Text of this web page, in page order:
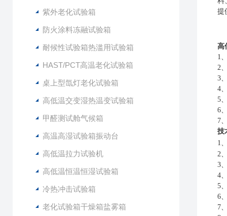
紫外老化试验箱
防火涂料冻融试验箱
耐候性试验箱热滥用试验箱
HAST/PCT高温老化试验箱
桌上型氙灯老化试验箱
高低温交变湿热温变试验箱
甲醛测试舱气候箱
高温高湿试验箱振动台
高低温拉力试验机
高低温恒温恒湿试验箱
冷热冲击试验箱
老化试验箱干燥箱盐雾箱
提
高
1
2
3
4
5
6
7
技
1
2
3
4
5
6
7